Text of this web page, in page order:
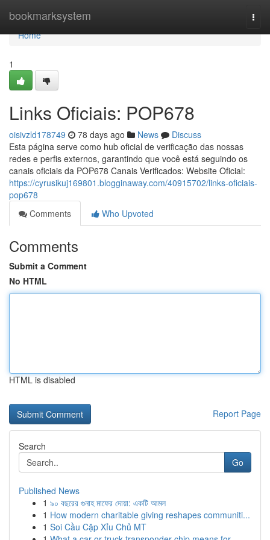
bookmarksystem
Home
Home
1
Links Oficiais: POP678
oisivzld178749 78 days ago News
Discuss
Esta página serve como hub oficial de verificação das nossas
redes e perfis externos, garantindo que você está seguindo os
canais oficiais da POP678 Canais Verificados: Website Oficial:
https://cyrusikuj169801.blogginaway.com/40915702/links-oficiais-
pop678
Comments
Who Upvoted
Comments
Submit a Comment
No HTML
HTML is disabled
Report Page
Search
Go
Published News
1 ৯০ বছরের গুনাহ মাফের দোয়া: একটি আমল
1 How modern charitable giving reshapes communiti...
1 Soi Cầu Cặp Xỉu Chủ MT